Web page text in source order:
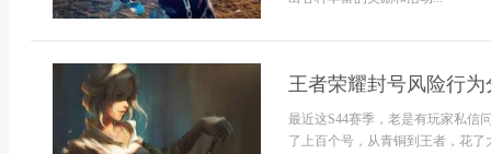
王者荣耀封号风险行
最近这S44赛季，老是有玩家私信
了上百个号，从青铜到王者，花